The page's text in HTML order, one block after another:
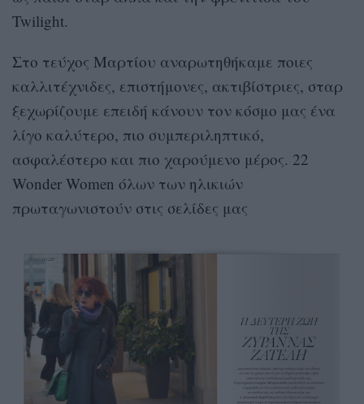
Twilight.
Στο τεύχος Μαρτίου αναρωτηθήκαμε ποιες
καλλιτέχνιδες, επιστήμονες, ακτιβίστριες, σταρ
ξεχωρίζουμε επειδή κάνουν τον κόσμο μας ένα
λίγο καλύτερο, πιο συμπεριληπτικό,
ασφαλέστερο και πιο χαρούμενο μέρος. 22
Wonder Women όλων των ηλικιών
πρωταγωνιστούν στις σελίδες μας